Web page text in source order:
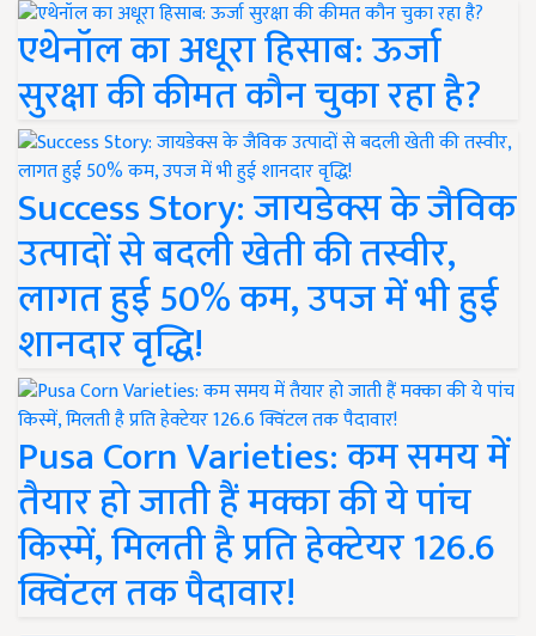
एथेनॉल का अधूरा हिसाब: ऊर्जा
सुरक्षा की कीमत कौन चुका रहा है?
Success Story: जायडेक्स के जैविक
उत्पादों से बदली खेती की तस्वीर,
लागत हुई 50% कम, उपज में भी हुई
शानदार वृद्धि!
Pusa Corn Varieties: कम समय में
तैयार हो जाती हैं मक्का की ये पांच
किस्में, मिलती है प्रति हेक्टेयर 126.6
क्विंटल तक पैदावार!